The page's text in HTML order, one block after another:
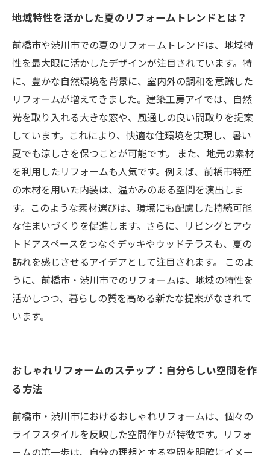
地域特性を活かした夏のリフォームトレンドとは？
前橋市や渋川市での夏のリフォームトレンドは、地域特
性を最大限に活かしたデザインが注目されています。特
に、豊かな自然環境を背景に、室内外の調和を意識した
リフォームが増えてきました。建築工房アイでは、自然
光を取り入れる大きな窓や、風通しの良い間取りを提案
しています。これにより、快適な住環境を実現し、暑い
夏でも涼しさを保つことが可能です。 また、地元の素材
を利用したリフォームも人気です。例えば、前橋市特産
の木材を用いた内装は、温かみのある空間を演出しま
す。このような素材選びは、環境にも配慮した持続可能
な住まいづくりを促進します。さらに、リビングとアウ
トドアスペースをつなぐデッキやウッドテラスも、夏の
訪れを感じさせるアイデアとして注目されます。 このよ
うに、前橋市・渋川市でのリフォームは、地域の特性を
活かしつつ、暮らしの質を高める新たな提案がなされて
います。
おしゃれリフォームのステップ：自分らしい空間を作
る方法
前橋市・渋川市におけるおしゃれリフォームは、個々の
ライフスタイルを反映した空間作りが特徴です。リフォ
ームの第一歩は、自分の理想とする空間を明確にイメー